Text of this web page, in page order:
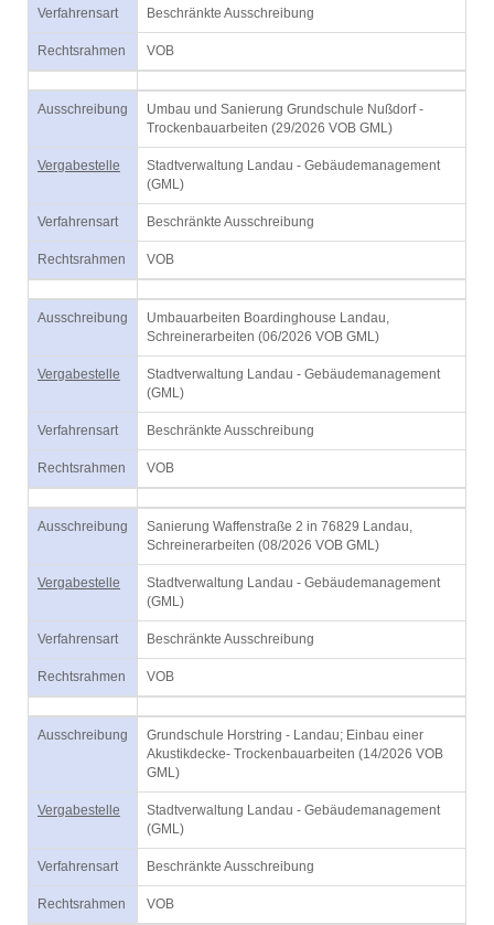
Verfahrensart Beschränkte Ausschreibung
Rechtsrahmen VOB
Ausschreibung
Umbau und Sanierung Grundschule Nußdorf -
Trockenbauarbeiten (29/2026 VOB GML)
Vergabestelle
Stadtverwaltung Landau - Gebäudemanagement
(GML)
Verfahrensart Beschränkte Ausschreibung
Rechtsrahmen VOB
Ausschreibung
Umbauarbeiten Boardinghouse Landau,
Schreinerarbeiten (06/2026 VOB GML)
Vergabestelle
Stadtverwaltung Landau - Gebäudemanagement
(GML)
Verfahrensart Beschränkte Ausschreibung
Rechtsrahmen VOB
Ausschreibung
Sanierung Waffenstraße 2 in 76829 Landau,
Schreinerarbeiten (08/2026 VOB GML)
Vergabestelle
Stadtverwaltung Landau - Gebäudemanagement
(GML)
Verfahrensart Beschränkte Ausschreibung
Rechtsrahmen VOB
Ausschreibung
Grundschule Horstring - Landau; Einbau einer
Akustikdecke- Trockenbauarbeiten (14/2026 VOB
GML)
Vergabestelle
Stadtverwaltung Landau - Gebäudemanagement
(GML)
Verfahrensart Beschränkte Ausschreibung
Rechtsrahmen VOB